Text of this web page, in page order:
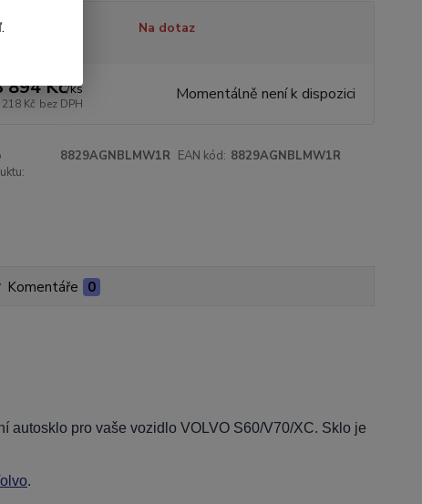
Na dotaz
894 Kč/ks
218 Kč bez DPH Momentálně není k dispozici
8829AGNBLMW1R EAN kód: 8829AGNBLMW1R
Komentáře 0
autosklo pro vaše vozidlo VOLVO S60/V70/XC. Sklo je
.